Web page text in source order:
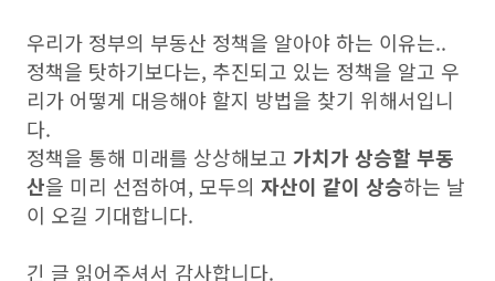
우리가 정부의 부동산 정책을 알아야 하는 이유는..
정책을 탓하기보다는, 추진되고 있는 정책을 알고 우
리가 어떻게 대응해야 할지 방법을 찾기 위해서입니
다.
정책을 통해 미래를 상상해보고 가치가 상승할 부동
산을 미리 선점하여, 모두의 자산이 같이 상승하는 날
이 오길 기대합니다.
긴 글 읽어주셔서 감사합니다.